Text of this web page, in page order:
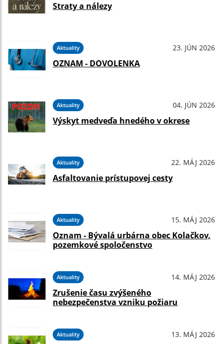
Straty a nálezy
Aktuality 23. JÚN 2026
OZNAM - DOVOLENKA
Aktuality 04. JÚN 2026
Výskyt medveďa hnedého v okrese
Aktuality 22. MÁJ 2026
Asfaltovanie prístupovej cesty
Aktuality 15. MÁJ 2026
Oznam - Bývalá urbárna obec Kolačkov,
pozemkové spoločenstvo
Aktuality 14. MÁJ 2026
Zrušenie času zvýšeného
nebezpečenstva vzniku požiaru
Aktuality 13. MÁJ 2026